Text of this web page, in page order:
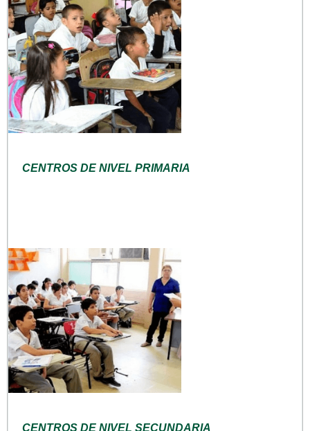
CENTROS DE NIVEL PRIMARIA
CENTROS DE NIVEL SECUNDARIA